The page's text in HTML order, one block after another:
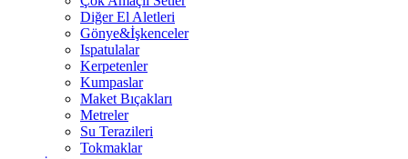
Diğer El Aletleri
Gönye&İşkenceler
Ispatulalar
Kerpetenler
Kumpaslar
Maket Bıçakları
Metreler
Su Terazileri
Tokmaklar